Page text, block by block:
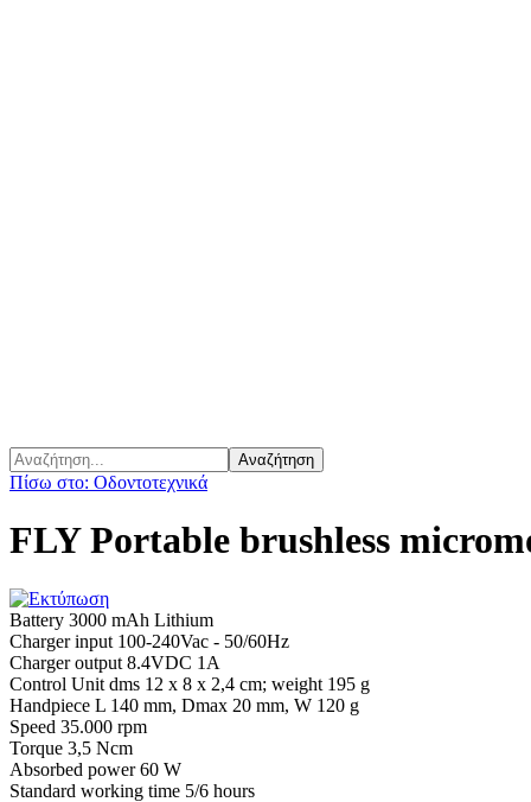
Πίσω στο: Οδοντοτεχνικά
FLY Portable brushless
Battery 3000 mAh Lithium
Charger input 100-240Vac - 50/60Hz
Charger output 8.4VDC 1A
Control Unit dms 12 x 8 x 2,4 cm; weight 195 g
Handpiece L 140 mm, Dmax 20 mm, W 120 g
Speed 35.000 rpm
Torque 3,5 Ncm
Absorbed power 60 W
Standard working time 5/6 hours